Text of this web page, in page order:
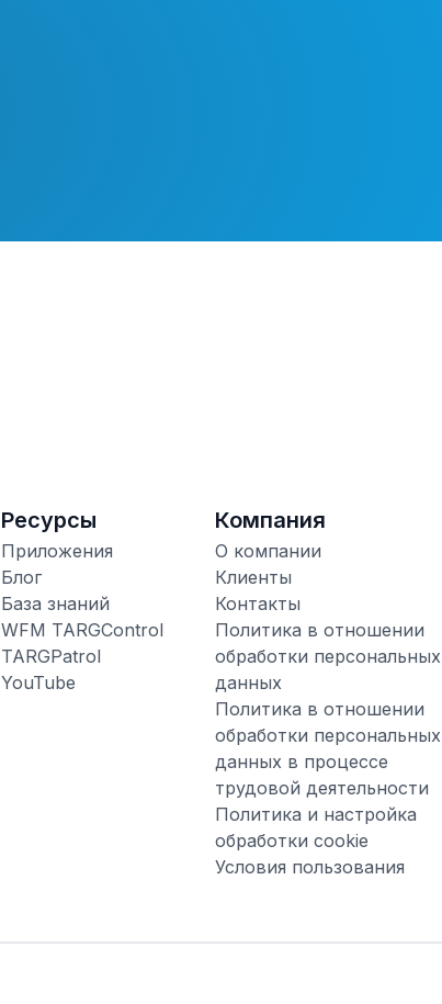
Ресурсы
Приложения
Блог
База знаний
WFM TARGControl
TARGPatrol
YouTube
Компания
О компании
Клиенты
Контакты
Политика в отношении
обработки персональных
данных
Политика в отношении
обработки персональных
данных в процессе
трудовой деятельности
Политика и настройка
обработки cookie
Условия пользования